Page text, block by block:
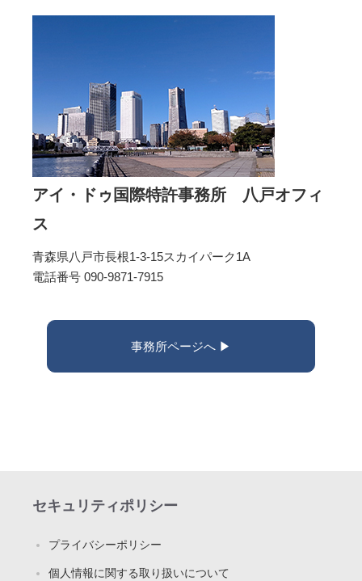
アイ・ドゥ国際特許事務所 八戸オフィ
ス
青森県八戸市長根1-3-15スカイパーク1A
電話番号 090-9871-7915
事務所ページへ ▶︎
セキュリティポリシー
プライバシーポリシー
個人情報に関する取り扱いについて